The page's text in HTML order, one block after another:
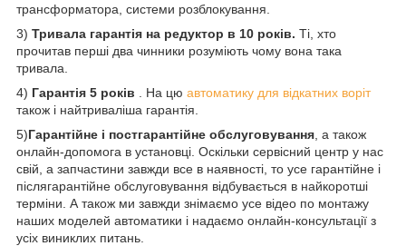
трансформатора, системи розблокування.
3) Тривала гарантія на редуктор в 10 років. Ті, хто
прочитав перші два чинники розуміють чому вона така
тривала.
4) Гарантія 5 років . На цю автоматику для відкатних воріт
також і найтриваліша гарантія.
5)Гарантійне і постгарантійне обслуговування , а також
онлайн-допомога в установці. Оскільки сервісний центр у нас
свій, а запчастини завжди все в наявності, то усе гарантійне і
післягарантійне обслуговування відбувається в найкоротші
терміни. А також ми завжди знімаємо усе відео по монтажу
наших моделей автоматики і надаємо онлайн-консультації з
усіх виниклих питань.